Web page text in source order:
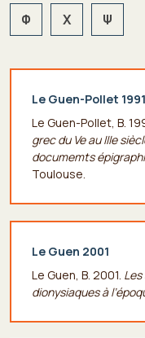
Φ Χ Ψ
Le Guen-Pollet 1991
Le Guen-Pollet, B.
grec du Ve au IIIe
documemts
Toulouse.
Le Guen 2001
Le Guen, B. 2001.
dionysiaques à